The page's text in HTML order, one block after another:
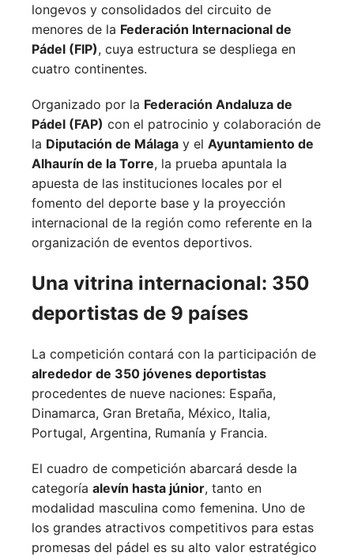
longevos y consolidados del circuito de
menores de la Federación Internacional de
Pádel (FIP), cuya estructura se despliega en
cuatro continentes.
Organizado por la Federación Andaluza de
Pádel (FAP) con el patrocinio y colaboración de
la Diputación de Málaga y el Ayuntamiento de
Alhaurín de la Torre, la prueba apuntala la
apuesta de las instituciones locales por el
fomento del deporte base y la proyección
internacional de la región como referente en la
organización de eventos deportivos.
Una vitrina internacional: 350
deportistas de 9 países
La competición contará con la participación de
alrededor de 350 jóvenes deportistas
procedentes de nueve naciones: España,
Dinamarca, Gran Bretaña, México, Italia,
Portugal, Argentina, Rumanía y Francia.
El cuadro de competición abarcará desde la
categoría alevín hasta júnior, tanto en
modalidad masculina como femenina. Uno de
los grandes atractivos competitivos para estas
promesas del pádel es su alto valor estratégico